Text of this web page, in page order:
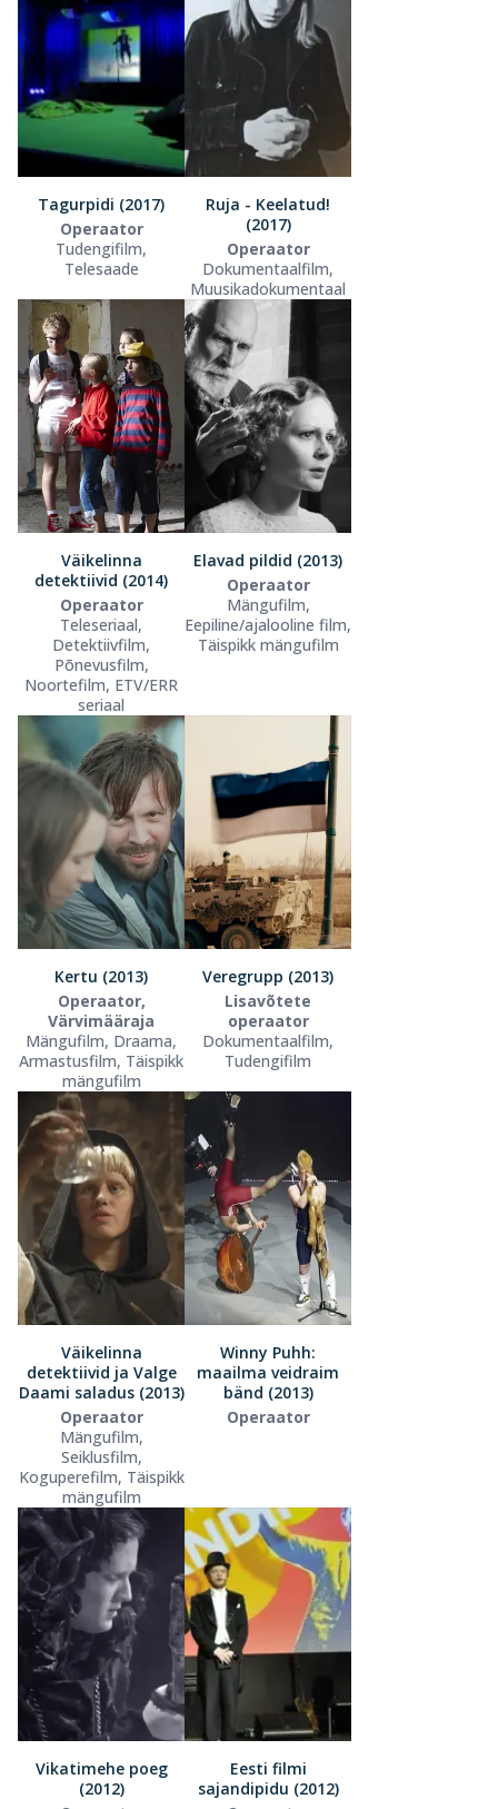
Tagurpidi (2017)
Operaator
Tudengifilm,
Telesaade
Ruja - Keelatud!
(2017)
Operaator
Dokumentaalfilm,
Muusikadokumentaal
Väikelinna
detektiivid (2014)
Operaator
Teleseriaal,
Detektiivfilm,
Põnevusfilm,
Noortefilm, ETV/ERR
seriaal
Elavad pildid (2013)
Operaator
Mängufilm,
Eepiline/ajalooline film,
Täispikk mängufilm
Kertu (2013)
Operaator,
Värvimääraja
Mängufilm, Draama,
Armastusfilm, Täispikk
mängufilm
Veregrupp (2013)
Lisavõtete
operaator
Dokumentaalfilm,
Tudengifilm
Väikelinna
detektiivid ja Valge
Daami saladus (2013)
Operaator
Mängufilm,
Seiklusfilm,
Koguperefilm, Täispikk
mängufilm
Winny Puhh:
maailma veidraim
bänd (2013)
Operaator
Vikatimehe poeg
(2012)
Eesti filmi
sajandipidu (2012)